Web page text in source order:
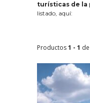
turísticas de la
listado, aquí:
Productos1 - 1 de